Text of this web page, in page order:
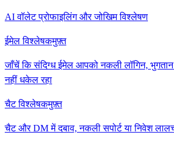
AI वॉलेट प्रोफाइलिंग और जोखिम विश्लेषण
ईमेल विश्लेषकमुफ़्त
जाँचें कि संदिग्ध ईमेल आपको नकली लॉगिन,
नहीं धकेल रहा
चैट विश्लेषकमुफ़्त
चैट और DM में दबाव, नकली सपोर्ट या निवेश